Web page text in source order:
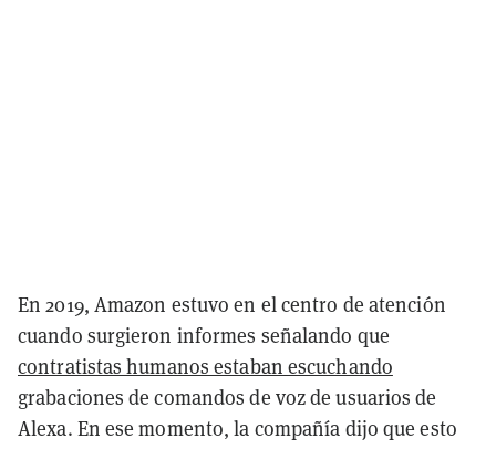
En 2019, Amazon estuvo en el centro de atención
cuando surgieron informes señalando que
contratistas humanos estaban escuchando
grabaciones de comandos de voz de usuarios de
Alexa. En ese momento, la compañía dijo que esto